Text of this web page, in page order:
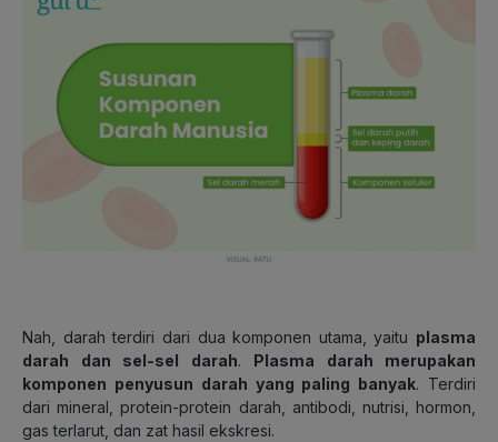
Nah, darah terdiri dari dua komponen utama, yaitu plasma
darah dan sel-sel darah. Plasma darah merupakan
komponen penyusun darah yang paling banyak. Terdiri
dari mineral, protein-protein darah, antibodi, nutrisi, hormon,
gas terlarut, dan zat hasil ekskresi.